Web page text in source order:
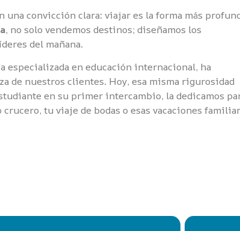
una convicción clara: viajar es la forma más
, no solo vendemos destinos; diseñamos los
del mañana.
especializada en educación internacional, ha
de nuestros clientes. Hoy, esa misma rigurosidad
en su primer intercambio, la dedicamos
tu viaje de bodas o esas vacaciones